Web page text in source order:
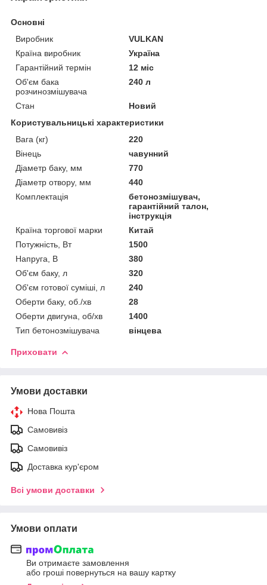
Основні
Виробник
VULKAN
Країна виробник
Україна
Гарантійний термін
12 міс
Об'єм бака
розчинозмішувача
240 л
Стан
Новий
Користувальницькі характеристики
Вага (кг)
220
Вінець
чавунний
Діаметр баку, мм
770
Діаметр отвору, мм
440
Комплектація
бетонозмішувач,
гарантійний талон,
інструкція
Країна торгової марки
Китай
Потужність, Вт
1500
Напруга, В
380
Об'єм баку, л
320
Об'єм готової суміші, л
240
Оберти баку, об./хв
28
Оберти двигуна, об/хв
1400
Тип бетонозмішувача
вінцева
Приховати
Умови доставки
Нова Пошта
Самовивіз
Самовивіз
Доставка кур'єром
Всі умови доставки
Умови оплати
Ви отримаєте замовлення
або гроші повернуться на вашу картку